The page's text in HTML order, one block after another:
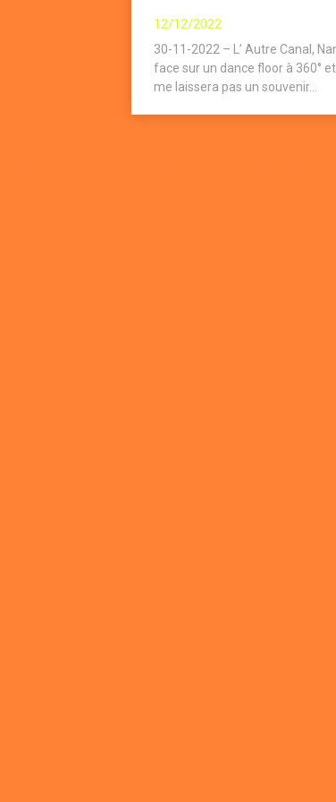
12/12/2022
30-11-2022 – L’ Autre Canal,
face sur un dance floor à 360°
me laissera pas un souvenir...